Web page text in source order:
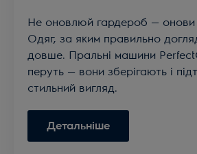
Не оновлюй гардероб — онови
Одяг, за яким правильно
довше. Пральні машини
перуть — вони зберігають і
стильний вигляд.
Детальніше